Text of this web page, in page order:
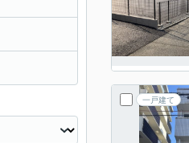
一戸建て